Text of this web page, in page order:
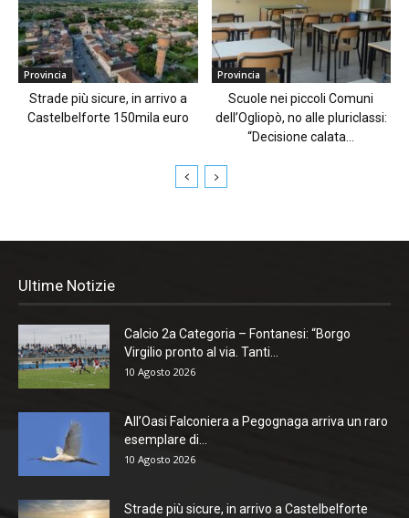
Provincia
Strade più sicure, in arrivo a
Castelbelforte 150mila euro
Provincia
Scuole nei piccoli Comuni
dell’Ogliopò, no alle pluriclassi:
“Decisione calata...
Ultime Notizie
Calcio 2a Categoria – Fontanesi: “Borgo
Virgilio pronto al via. Tanti...
10 Agosto 2026
All’Oasi Falconiera a Pegognaga arriva un raro
esemplare di...
10 Agosto 2026
Strade più sicure, in arrivo a Castelbelforte